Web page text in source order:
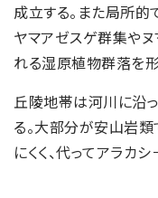
成立する。また局所
ヤマアゼスゲ群集や
れる湿原植物群落を形
丘陵地帯は河川に沿
る。大部分が安山岩類
にくく、代ってアラカ